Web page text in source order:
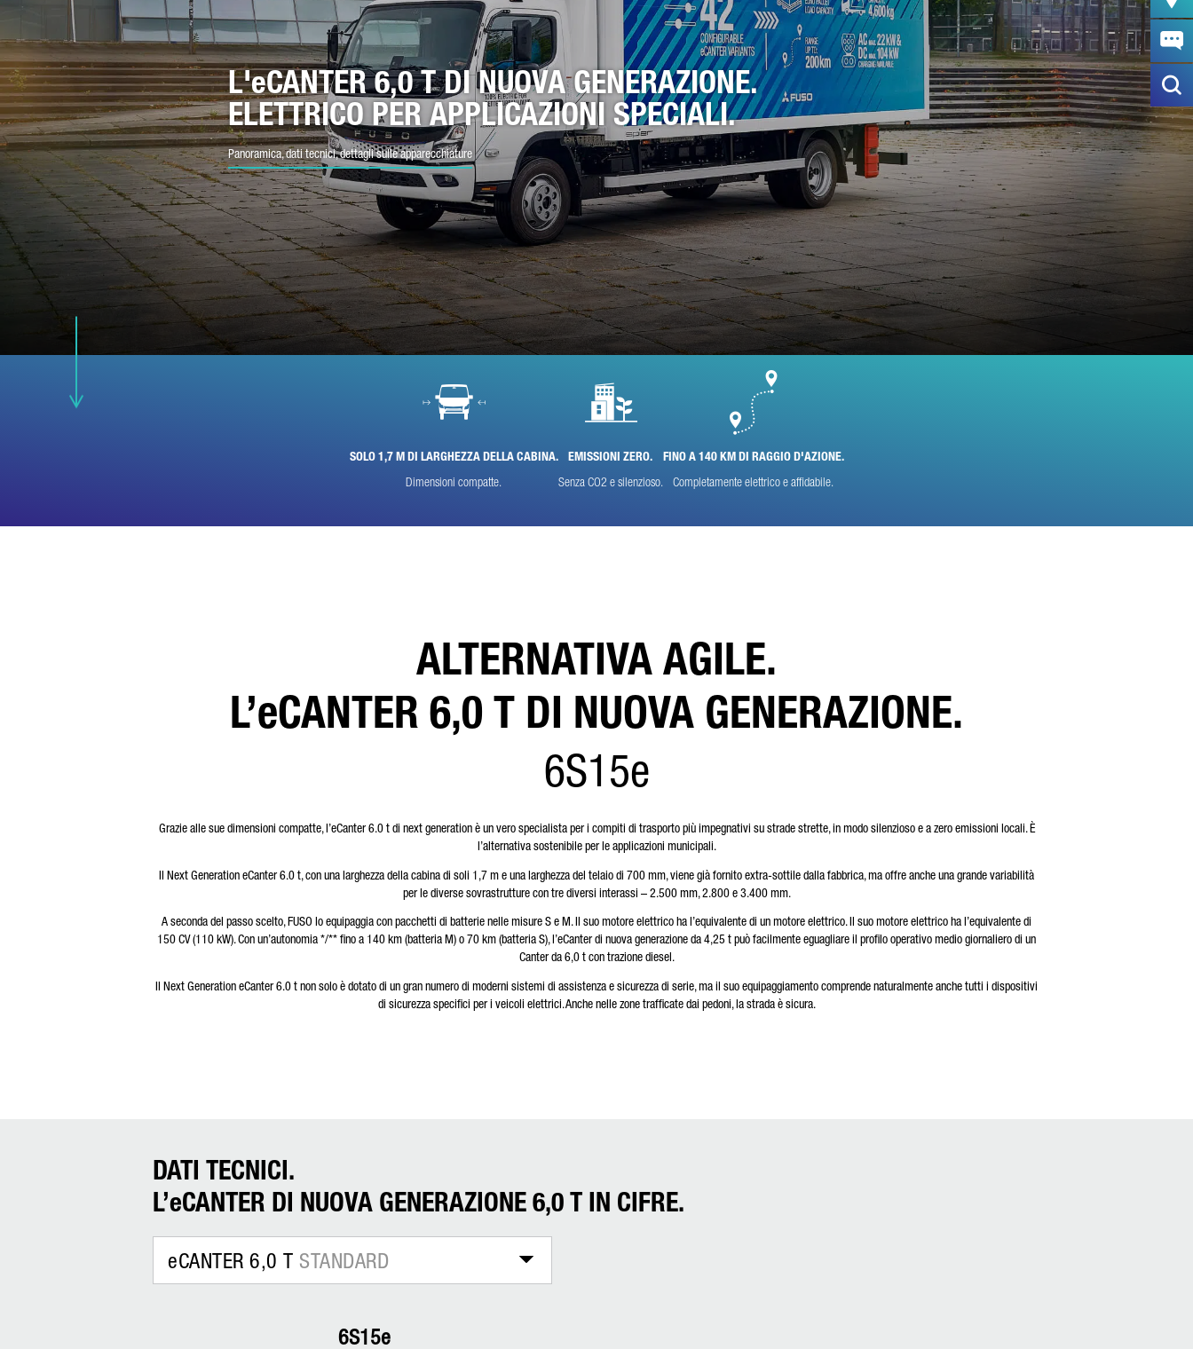
L'eCANTER 6,0 T DI NUOVA GENERAZIONE.
ELETTRICO PER APPLICAZIONI SPECIALI.
Panoramica, dati tecnici, dettagli sulle apparecchiature
E-MAIL*
NUMERO DI TELEFONO*
MESSAGGIO (FACOLTATIVO)
* Il campo è obbligatorio
Elaboreremo, memorizzeremo e utilizzeremo con cura i vostri dati in conformità alle disposizioni di legge
Ulteriori dettagli sul trattamento dei vostri dati personali da parte di Daimler Truck AG e informazioni
SOLO 1,7 M DI LARGHEZZA DELLA CABINA.
Dimensioni compatte.
EMISSIONI ZERO.
Senza CO2 e silenzioso.
FINO A 140 KM DI RAGGIO D'AZIONE.
Completamente elettrico e affidabile.
ALTERNATIVA AGILE.
L’eCANTER 6,0 T DI NUOVA GENERAZIONE.
6S15e
Grazie alle sue dimensioni compatte, l’eCanter 6.0 t di next generation è un vero specialista per i compiti di trasporto più impegnativi su strade strette, in modo silenzioso e a zero emissioni locali. È
l’alternativa sostenibile per le applicazioni municipali.
Il Next Generation eCanter 6.0 t, con una larghezza della cabina di soli 1,7 m e una larghezza del telaio di 700 mm, viene già fornito extra-sottile dalla fabbrica, ma offre anche una grande variabilità
per le diverse sovrastrutture con tre diversi interassi – 2.500 mm, 2.800 e 3.400 mm.
A seconda del passo scelto, FUSO lo equipaggia con pacchetti di batterie nelle misure S e M. Il suo motore elettrico ha l’equivalente di un motore elettrico. Il suo motore elettrico ha l’equivalente di
150 CV (110 kW). Con un’autonomia */** fino a 140 km (batteria M) o 70 km (batteria S), l’eCanter di nuova generazione da 4,25 t può facilmente eguagliare il profilo operativo medio giornaliero di un
Canter da 6,0 t con trazione diesel.
Il Next Generation eCanter 6.0 t non solo è dotato di un gran numero di moderni sistemi di assistenza e sicurezza di serie, ma il suo equipaggiamento comprende naturalmente anche tutti i dispositivi
di sicurezza specifici per i veicoli elettrici. Anche nelle zone trafficate dai pedoni, la strada è sicura.
DATI TECNICI.
L’eCANTER DI NUOVA GENERAZIONE 6,0 T IN CIFRE.
eCANTER 6,0 T STANDARD
6S15e